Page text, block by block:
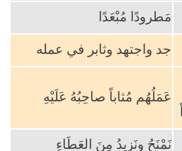
مَطرودًا مُبْعَدًا
جد واجتهد وثابر في عمله
عَمَلُهُم مُثاباً صاحِبُهُ عَلَيْهِ
نَمْنَحُ ونَزِيدُ مِنَ العَطَاءِ